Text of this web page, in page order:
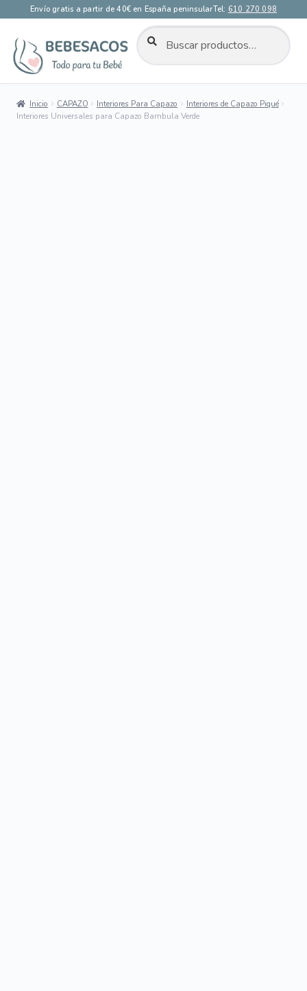
Envío gratis a partir de 40€ en España peninsularTel: 610 270 098
navegación
Buscar
por:
BUSCAR
Inicio CAPAZO Interiores Para Capazo
Interiores de Capazo Piqué
Interiores Universales para Capazo Bambula Verde